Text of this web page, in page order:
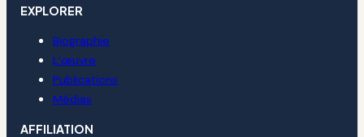
EXPLORER
Biographie
L’œuvre
Publications
Médias
AFFILIATION